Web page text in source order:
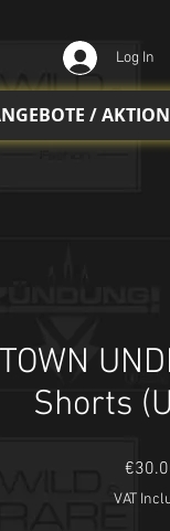
Log In
Shorts
VAT
/